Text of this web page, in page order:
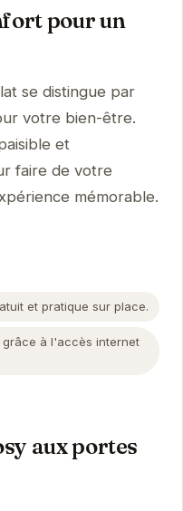
pour un
se distingue par
votre bien-être.
et
faire de votre
mémorable.
et pratique sur place.
à l'accès internet
aux portes